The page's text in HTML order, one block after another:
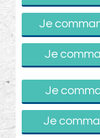
Je
Je
Je
Je